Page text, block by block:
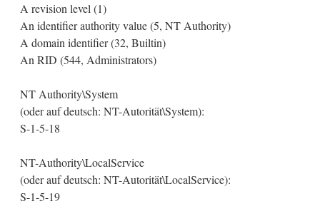
A revision level (1)
An identifier authority value (5, NT Authority)
A domain identifier (32, Builtin)
An RID (544, Administrators)
NT Authority\System
(oder auf deutsch: NT-Autorität\System):
S-1-5-18
NT-Authority\LocalService
(oder auf deutsch: NT-Autorität\LocalService):
S-1-5-19